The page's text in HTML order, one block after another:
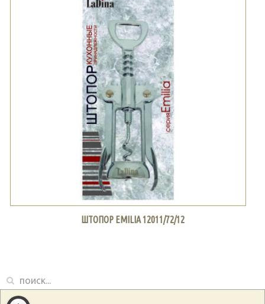
ШТОПОР EMILIA 12011/72/12